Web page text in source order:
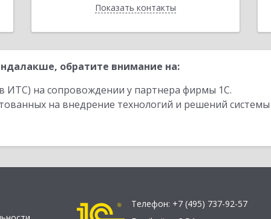
Показать контакты
Назад
обратите внимание на:
ИТС) на сопровождении у партнера фирмы 1С.
на внедрение технологий и решений
Телефон: +7 (495) 737-92-57